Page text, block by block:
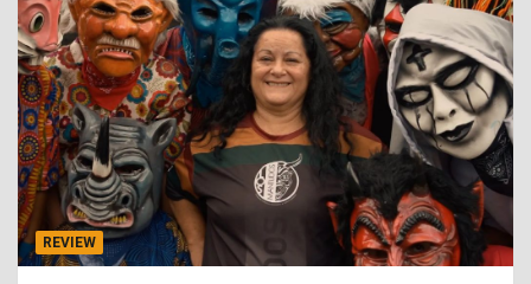
REVIEW